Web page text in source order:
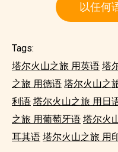
以任何
Tags:
塔尔火山之旅 用英语 塔
之旅 用德语 塔尔火山之
利语 塔尔火山之旅 用日
之旅 用葡萄牙语 塔尔火
耳其语 塔尔火山之旅 用